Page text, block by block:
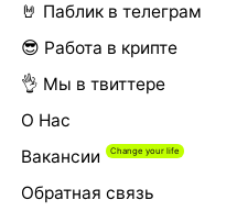
🤘 Паблик в телеграм
😎 Работа в крипте
👌 Мы в твиттере
О Нас
Вакансии
Обратная связь